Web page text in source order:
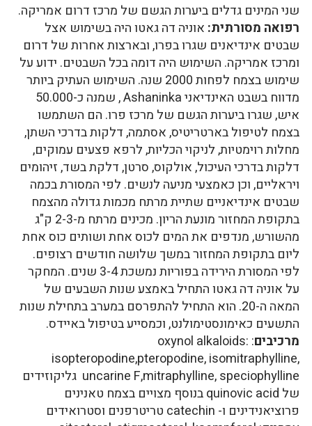
שני המינים גדלים ביערות הגשם של מרכז דרום אמריקה.
רפואה מסורתית: אוניה דה גאטו היה בשימוש אצל
שבטים אינדיאנים שגרו בפרו, ובארצות אחרות של דרום
ומרכז אמריקה. השימוש היה דומה בכל השבטים. ידוע על
שימוש בצמח לפחות 2000 שנה. השימוש העתיק ביותר
מדווח בשבט האינדיאני Ashaninka , שמנה כ-50.000
איש, שגרו ביערות הגשם של מרכז פרו. הם השתמשו
בצמח לטיפול בארטריטיס, אסתמה, דלקות בדרכי השתן,
מחלות רוימטיות, לניקוי הכליות, לרפא פצעים עמוקים,
דלקות בדרכי העיכול, אולקוס, סרטן, דלקת בשד, זיהומים
ויראליים, וכן כאמצעי מניעה לנשים. לפי המסורת בכמה
שבטים אינדיאניים שתיית מרתח מכמות גדולה מהצמח
בתקופת המחזור מונעת הריון. מכינים מרתח מ-2-3 ק"ג
מהשורש, מנדפים את המים לכוס אחת ושותים כוס אחת
ליום בתקופת המחזור במשך שלושה חודשים רצופים.
לפי המסורת הירידה בפוריות נמשכת 3-4 שנים. המחקר
על אוניה דה גאטו התחיל באמצע שנות השבעים של
המאה ה-20. הוא התחיל להתפרסם במערב בתחילת שנות
התשעים כאימונסטימולנט, וכמסייע בטיפול באיידס.
מרכיבים : oxynol alkaloids:
isopteropodine,pteropodine, isomitraphylline,
uncarine F,mitraphylline, speciophylline גליקוזידים
של quinovic acid בנוסף מצויים בצמח טאנינים
פרוציאנידינים ו- catechin טריטרפנים וסטרואידים